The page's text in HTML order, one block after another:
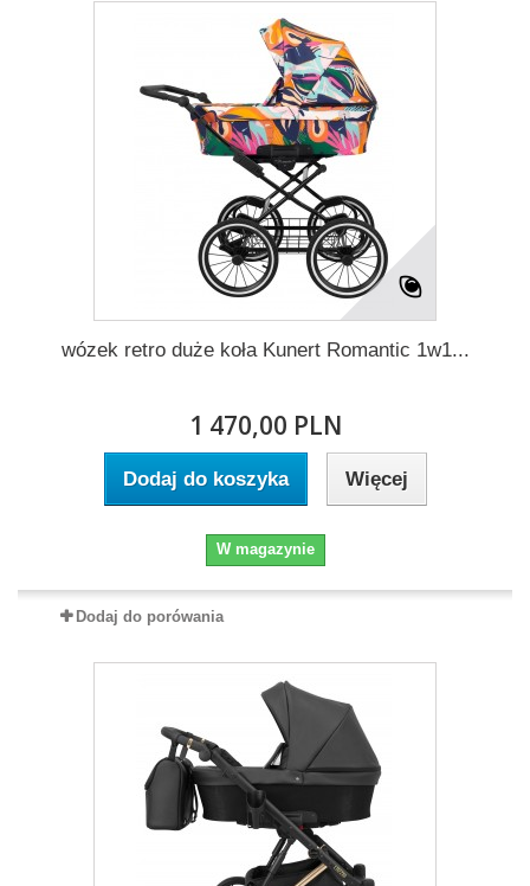
wózek retro duże koła Kunert Romantic 1w1...
1 470,00 PLN
Dodaj do koszyka Więcej
W magazynie
Dodaj do porówania